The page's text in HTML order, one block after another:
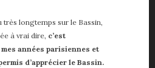
très longtemps sur le Bassin,
à vrai dire, c’est
années parisiennes et
d’apprécier le Bassin.